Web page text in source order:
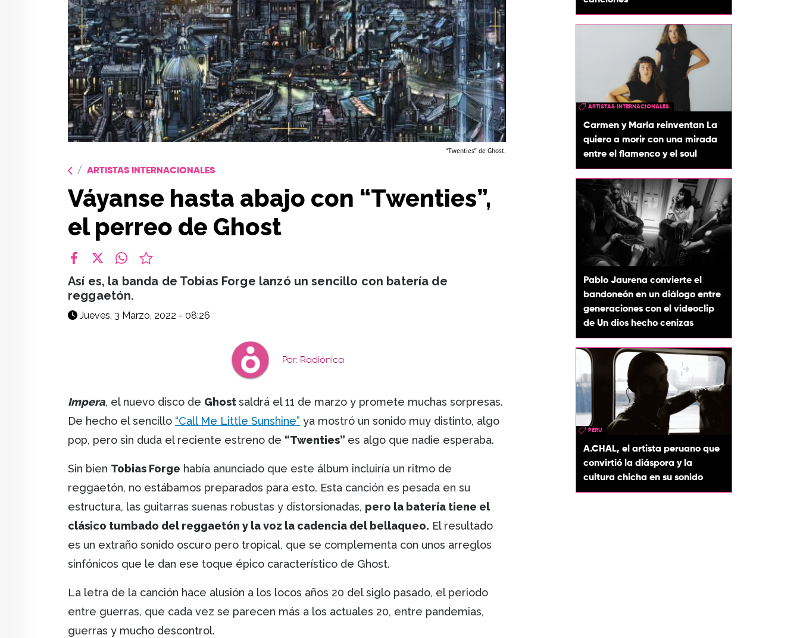
“Twenties” de Ghost.
ARTISTAS INTERNACIONALES
Váyanse hasta abajo con “Twenties”,
el perreo de Ghost
Así es, la banda de Tobias Forge lanzó un sencillo con batería de
reggaetón.
Jueves, 3 Marzo, 2022 - 08:26
Por: Radiónica
Impera, el nuevo disco de Ghostsaldrá el 11 de marzo y promete muchas sorpresas.
De hecho el sencillo “Call Me Little Sunshine” ya mostró un sonido muy distinto, algo
pop, pero sin duda el reciente estreno de “Twenties” es algo que nadie esperaba.
Sin bien Tobias Forge había anunciado que este álbum incluiría un ritmo de
reggaetón, no estábamos preparados para esto. Esta canción es pesada en su
estructura, las guitarras suenas robustas y distorsionadas, pero la batería tiene el
clásico tumbado del reggaetón y la voz la cadencia del bellaqueo. El resultado
es un extraño sonido oscuro pero tropical, que se complementa con unos arreglos
sinfónicos que le dan ese toque épico característico de Ghost.
La letra de la canción hace alusión a los locos años 20 del siglo pasado, el periodo
entre guerras, que cada vez se parecen más a los actuales 20, entre pandemias,
guerras y mucho descontrol.
ARTISTAS INTERNACIONALES
Carmen y María reinventan La
quiero a morir con una mirada
entre el flamenco y el soul
Pablo Jaurena convierte el
bandoneón en un diálogo entre
generaciones con el videoclip
de Un dios hecho cenizas
PERU
A.CHAL, el artista peruano que
convirtió la diáspora y la
cultura chicha en su sonido